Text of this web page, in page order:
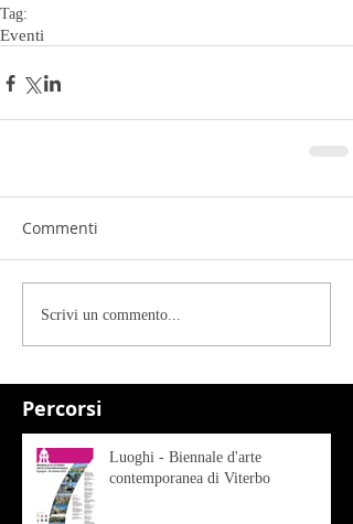
Percorsi
Tag:
Eventi
Commenti
Scrivi un commento...
Luoghi - Biennale d'arte
contemporanea di Viterbo